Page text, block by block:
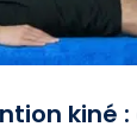
kiné